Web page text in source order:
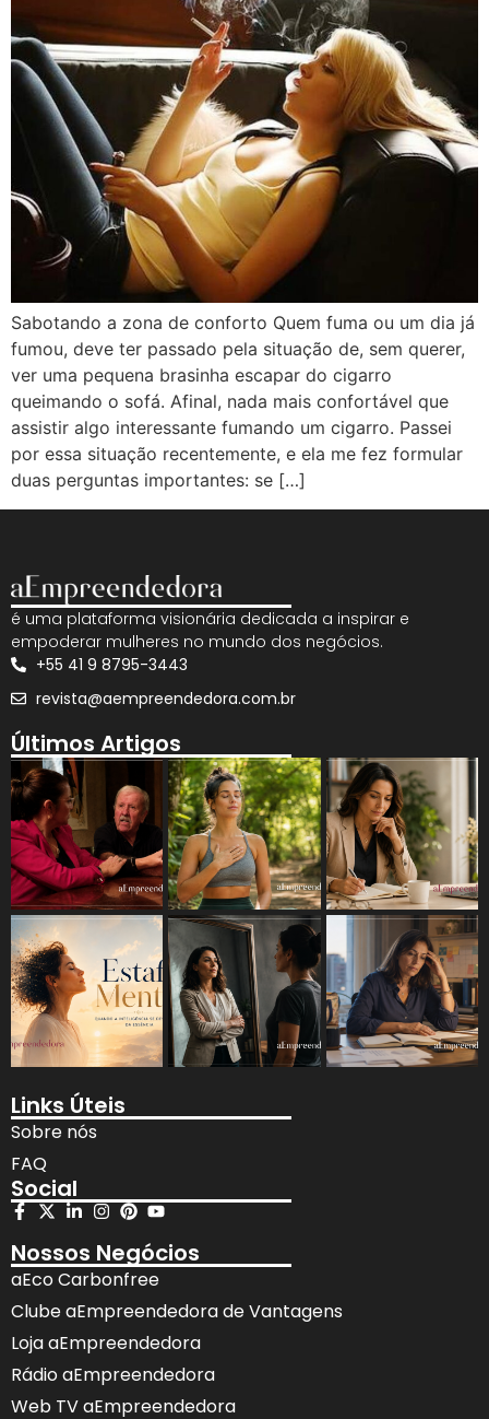
Sabotando a zona de conforto Quem fuma ou um dia já
fumou, deve ter passado pela situação de, sem querer,
ver uma pequena brasinha escapar do cigarro
queimando o sofá. Afinal, nada mais confortável que
assistir algo interessante fumando um cigarro. Passei
por essa situação recentemente, e ela me fez formular
duas perguntas importantes: se […]
é uma plataforma visionária dedicada a inspirar e
empoderar mulheres no mundo dos negócios.
+55 41 9 8795-3443
revista@aempreendedora.com.br
Últimos Artigos
Links Úteis
Sobre nós
FAQ
Social
Nossos Negócios
aEco Carbonfree
Clube aEmpreendedora de Vantagens
Loja aEmpreendedora
Rádio aEmpreendedora
Web TV aEmpreendedora